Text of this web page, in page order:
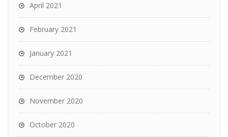
April 2021
February 2021
January 2021
December 2020
November 2020
October 2020